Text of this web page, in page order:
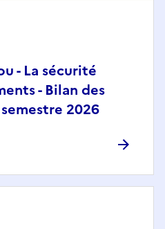
- La sécurité
- Bilan des
2026